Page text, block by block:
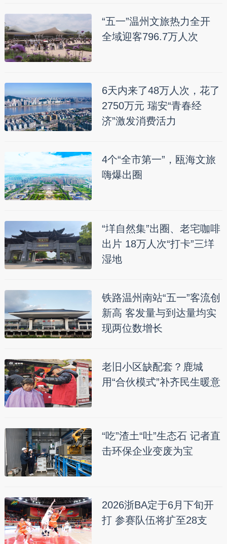
“五一”温州文旅热力全开
全域迎客796.7万人次
6天内来了48万人次，花了
2750万元 瑞安“青春经
济”激发消费活力
4个“全市第一”，瓯海文旅
嗨爆出圈
“垟自然集”出圈、老宅咖啡
出片 18万人次“打卡”三垟
湿地
铁路温州南站“五一”客流创
新高 客发量与到达量均实
现两位数增长
老旧小区缺配套？鹿城
用“合伙模式”补齐民生暖意
“吃”渣土“吐”生态石 记者直
击环保企业变废为宝
2026浙BA定于6月下旬开
打 参赛队伍将扩至28支